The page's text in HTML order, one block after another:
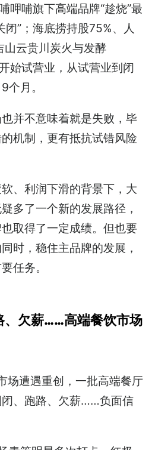
呷哺旗下高端品牌“趁烧”最
闭”；海底捞持股75%、人
云贵川炭火与发酵
始试营业，从试营业到闭
个月。
并不意味着就是失败，毕
机制，更有抵抗试错风险
、利润下滑的背景下，大
多了一个新的发展路径，
取得了一定成绩。但也要
时，稳住主品牌的发展，
任务。
、欠薪……高端餐饮市场
场遭遇重创，一批高端餐厅
、跑路、欠薪……负面信